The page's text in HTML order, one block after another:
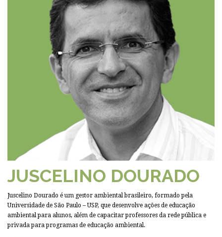
JUSCELINO DOURADO
Juscelino Dourado é um gestor ambiental brasileiro, formado pela
Universidade de São Paulo – USP, que desenvolve ações de educação
ambiental para alunos, além de capacitar professores da rede pública e
privada para programas de educação ambiental.